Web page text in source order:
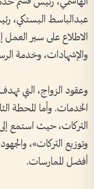
عبدالباسط البستكي،
الاطلاع على سير
والإشهادات، وخدمة
وعقود الزواج، التي
الخدمات. وأما المحطة
التركات، حيث استمع
وتوزيع التركات»،
أفضل الممارسات.